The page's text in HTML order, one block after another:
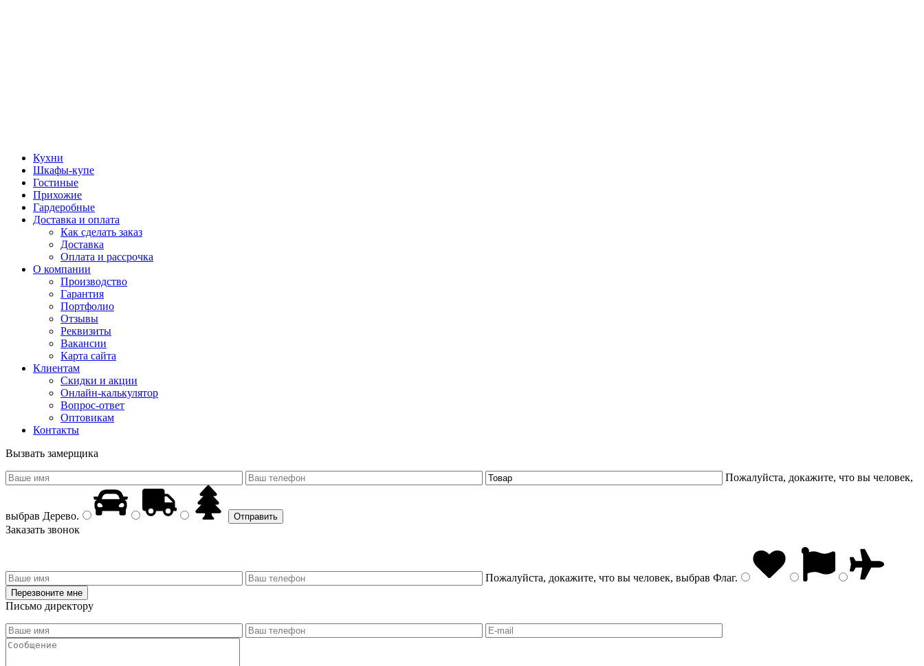
Кухни
Шкафы-купе
Гостиные
Прихожие
Гардеробные
Доставка и оплата
Как сделать заказ
Доставка
Оплата и рассрочка
О компании
Производство
Гарантия
Портфолио
Отзывы
Реквизиты
Вакансии
Карта сайта
Клиентам
Скидки и акции
Онлайн-калькулятор
Вопрос-ответ
Оптовикам
Контакты
Вызвать замерщика
Пожалуйста, докажите, что вы человек,
выбрав Дерево.
Заказать звонок
Пожалуйста, докажите, что вы человек, выбрав Флаг.
Письмо директору